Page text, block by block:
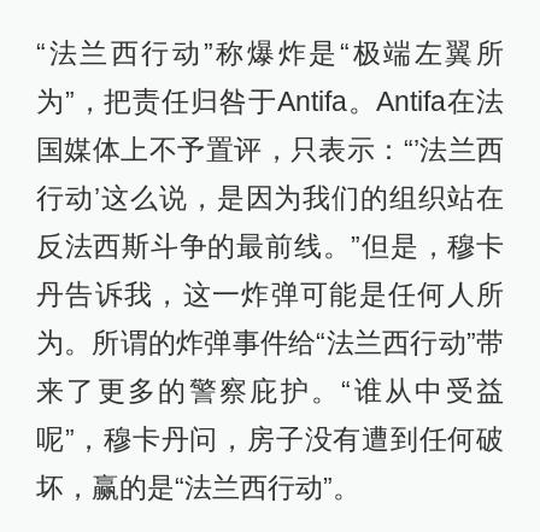
“法兰西行动”称爆炸是“极端左翼所
为”，把责任归咎于Antifa。Antifa在法
国媒体上不予置评，只表示：“’法兰西
行动’这么说，是因为我们的组织站在
反法西斯斗争的最前线。”但是，穆卡
丹告诉我，这一炸弹可能是任何人所
为。所谓的炸弹事件给“法兰西行动”带
来了更多的警察庇护。“谁从中受益
呢”，穆卡丹问，房子没有遭到任何破
坏，赢的是“法兰西行动”。